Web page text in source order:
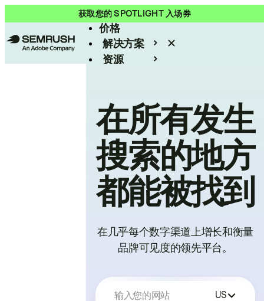
获取您的 SPOTLIGHT 入场券
产品
价格
解决方案
资源
在所有发生
搜索的地方
都能被找到
在几乎每个数字渠道上增长和衡量
品牌可见度的领先平台。
输入您的网站 US